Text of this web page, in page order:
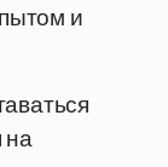
и
на